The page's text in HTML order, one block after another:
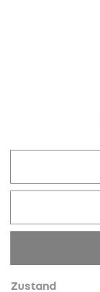
Zustand